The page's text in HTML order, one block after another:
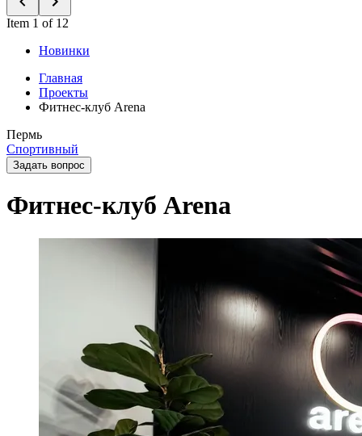
Item 1 of 12
Новинки
Главная
Проекты
Фитнес-клуб Arena
Пермь
Спортивный
Задать вопрос
Фитнес-клуб Arena